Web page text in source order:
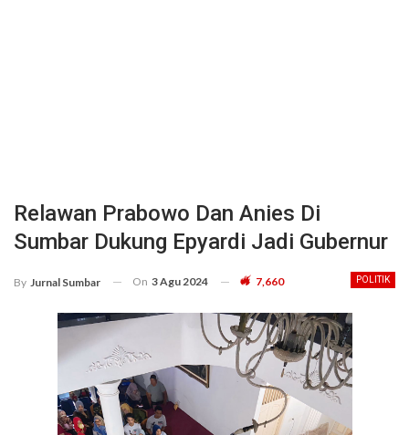
Relawan Prabowo Dan Anies Di
Sumbar Dukung Epyardi Jadi Gubernur
POLITIK
By Jurnal Sumbar On 3 Agu 2024 7,660